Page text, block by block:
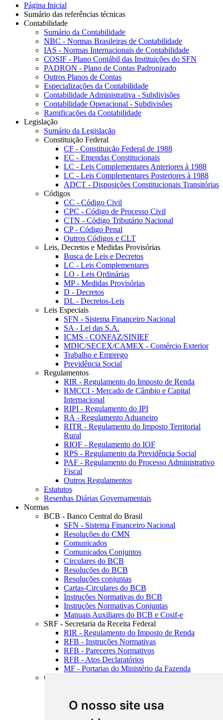
O nosso site usa
Página Inicial
Sumário das referências técnicas
Contabilidade
Sumário da Contabilidade
NBC - Normas Brasileiras de Contabilidade
IAS - Normas Internacionais de Contabilidade
COSIF - Plano Contábil das Instituições do SFN
PADRON - Plano de Contas Padronizado
Outros Planos de Contas
Especializações da Contabilidade
Contabilidade Administrativa - Subdivisões
Contabilidade Operacional - Subdivisões
Ramificações da Contabilidade
Legislação
Sumário da Legislação
Constituição Federal
CF - Constituição Federal de 1988
EC - Emendas Constitucionais
LC - Leis Complementares Anteriores à 1988
LC - Leis Complementares Posteriores à 1988
ADCT - Disposições Constitucionais Transitórias
Códigos
CC - Código Civil
CPC - Código de Processo Civil
CTN - Código Tributário Nacional
CP - Código Penal
Outros Códigos e CLT
Leis, Decretos e Medidas Provisórias
Busca de Leis e Decretos
LC - Leis Complementares
LO - Leis Ordinárias
MP - Medidas Provisórias
D - Decretos
DL - Decretos-Leis
Leis Especiais
SFN - Sistema Financeiro Nacional
SA - Lei das S.A.
ICMS - CONFAZ/SINIEF
MDIC/SECEX/CAMEX - Comércio Exterior
Trabalho e Emprego
Previdência Social
Regulamentos
RIR - Regulamento do Imposto de Renda
RMCCI - Mercado de Câmbio e Capital
Internacional
RIPI - Regulamento do IPI
RA - Regulamento Aduaneiro
RITR - Regulamento do Imposto Territorial
Rural
RIOF - Regulamento do IOF
RPS - Regulamento da Previdência Social
PAF - Regulamento do Processo Administrativo
Fiscal
Outros Regulamentos
Estatutos
Resenhas Diárias Governamentais
Normas
BCB - Banco Central do Brasil
SFN - Sistema Financeiro Nacional
Resoluções do CMN
Comunicados
Comunicados Conjuntos
Circulares do BCB
Resoluções do BCB
Resoluções conjuntas
Cartas-Circulares do BCB
Instruções Normativas do BCB
Instruções Normativas Conjuntas
Manuais Auxiliares do BCB e Cosif-e
SRF - Secretaria da Receita Federal
RIR - Regulamento do Imposto de Renda
RFB - Instruções Normativas
RFB - Pareceres Normativos
RFB - Atos Declaratórios
MF - Portarias do Ministério da Fazenda
CVM - Comissão de Valores Mobiliários
Notas Explicativas CVM